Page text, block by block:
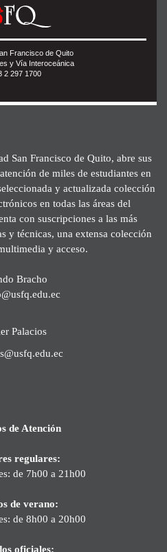
Francisco de Quito
y Vía Interoceánica
2 297 1700
San Francisco de Quito, abre sus
de miles de estudiantes en
y actualizada colección
en todas las áreas del
con suscripciones a las más
y técnicas, una extensa colección
y acceso.
Bracho
Palacios
de Atención
regulares:
de 7h00 a 21h00
de verano:
de 8h00 a 20h00
oficiales: